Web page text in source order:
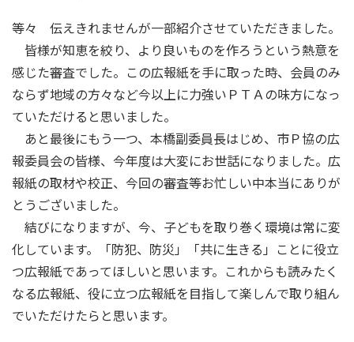
等々 伝えきれませんが一部紹介させていただきました。
皆様が知恵を絞り、より良いものを作ろうという熱意を
感じた審査でした。この広報紙を手に取った時、会員のみ
ならず地域の方々など今以上に力強いＰＴＡの味方になっ
ていただけると思いました。
あと最後にもう一つ、本橋副委員長はじめ、市Ｐ協の広
報委員会の皆様、今年度は大変にお世話になりました。広
報紙の取材や校正、今回の審査等お忙しい中本当にありが
とうございました。
結びになりますが、今、子どもを取り巻く環境は常に変
化しています。「防犯、防災」「共に生きる」ことに役立
つ広報紙であってほしいと思います。これからも読みたく
なる広報紙、役に立つ広報紙を目指して楽しんで取り組ん
でいただけたらと思います。